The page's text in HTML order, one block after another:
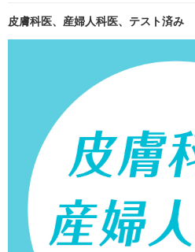
皮膚科医、産婦人科医、テスト済み